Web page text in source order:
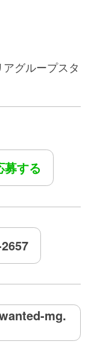
で大丈夫で
グループスタ
募する
mg.